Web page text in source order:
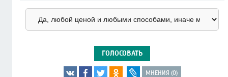
ГОЛОСОВАТЬ
МНЕНИЯ (0)